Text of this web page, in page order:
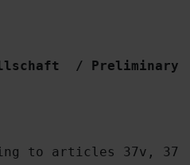
/ Preliminary
to articles 37v,